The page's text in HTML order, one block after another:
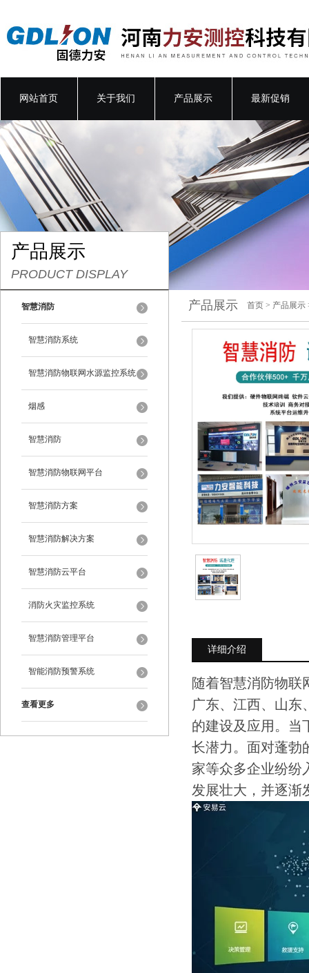
网站首页 关于我们 产品展示 最新促销
产品展示
PRODUCT DISPLAY
智慧消防
智慧消防系统
智慧消防物联网水源监控系统
烟感
智慧消防
智慧消防物联网平台
智慧消防方案
智慧消防解决方案
智慧消防云平台
消防火灾监控系统
智慧消防管理平台
智能消防预警系统
查看更多
产品展示 首页 > 产品展示
详细介绍
随着智慧消防物联
广东、江西、山东
的建设及应用。当
长潜力。面对蓬勃
家等众多企业纷纷
发展壮大，并逐渐